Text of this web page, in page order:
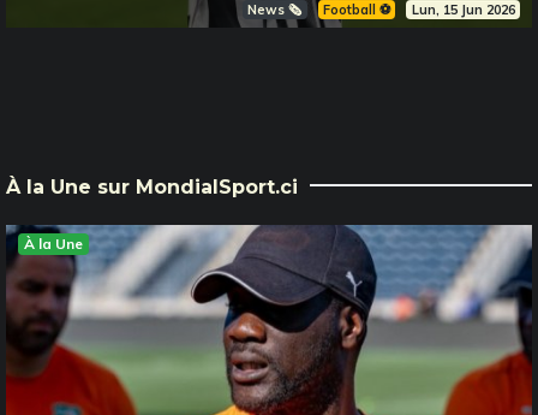
News 🗞️ Football ⚽️ Lun, 15 Jun 2026
À la Une sur MondialSport.ci
À la Une